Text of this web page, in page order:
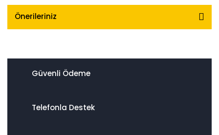
Önerileriniz
Güvenli Ödeme
Telefonla Destek